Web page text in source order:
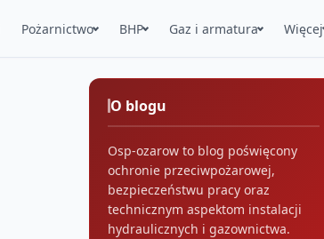
Pożarnictwo BHP Gaz i armatura Więcej
O blogu
Osp-ozarow to blog poświęcony
ochronie przeciwpożarowej,
bezpieczeństwu pracy oraz
technicznym aspektom instalacji
hydraulicznych i gazownictwa.